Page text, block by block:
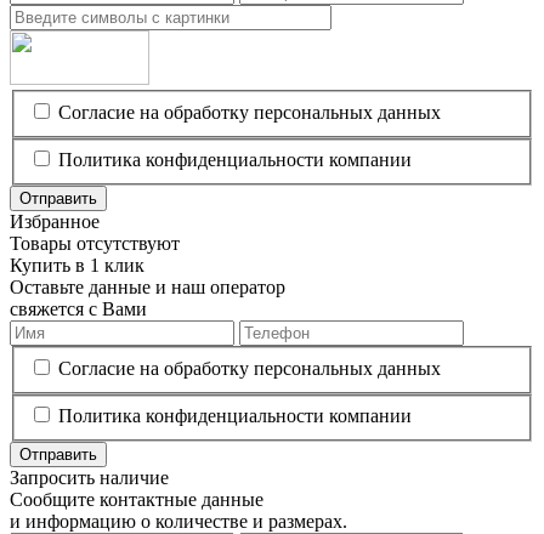
Согласие на обработку персональных данных
Политика конфиденциальности компании
Отправить
Избранное
Товары отсутствуют
Купить в 1 клик
Оставьте данные и наш оператор
свяжется с Вами
Согласие на обработку персональных данных
Политика конфиденциальности компании
Отправить
Запросить наличие
Сообщите контактные данные
и информацию о количестве и размерах.